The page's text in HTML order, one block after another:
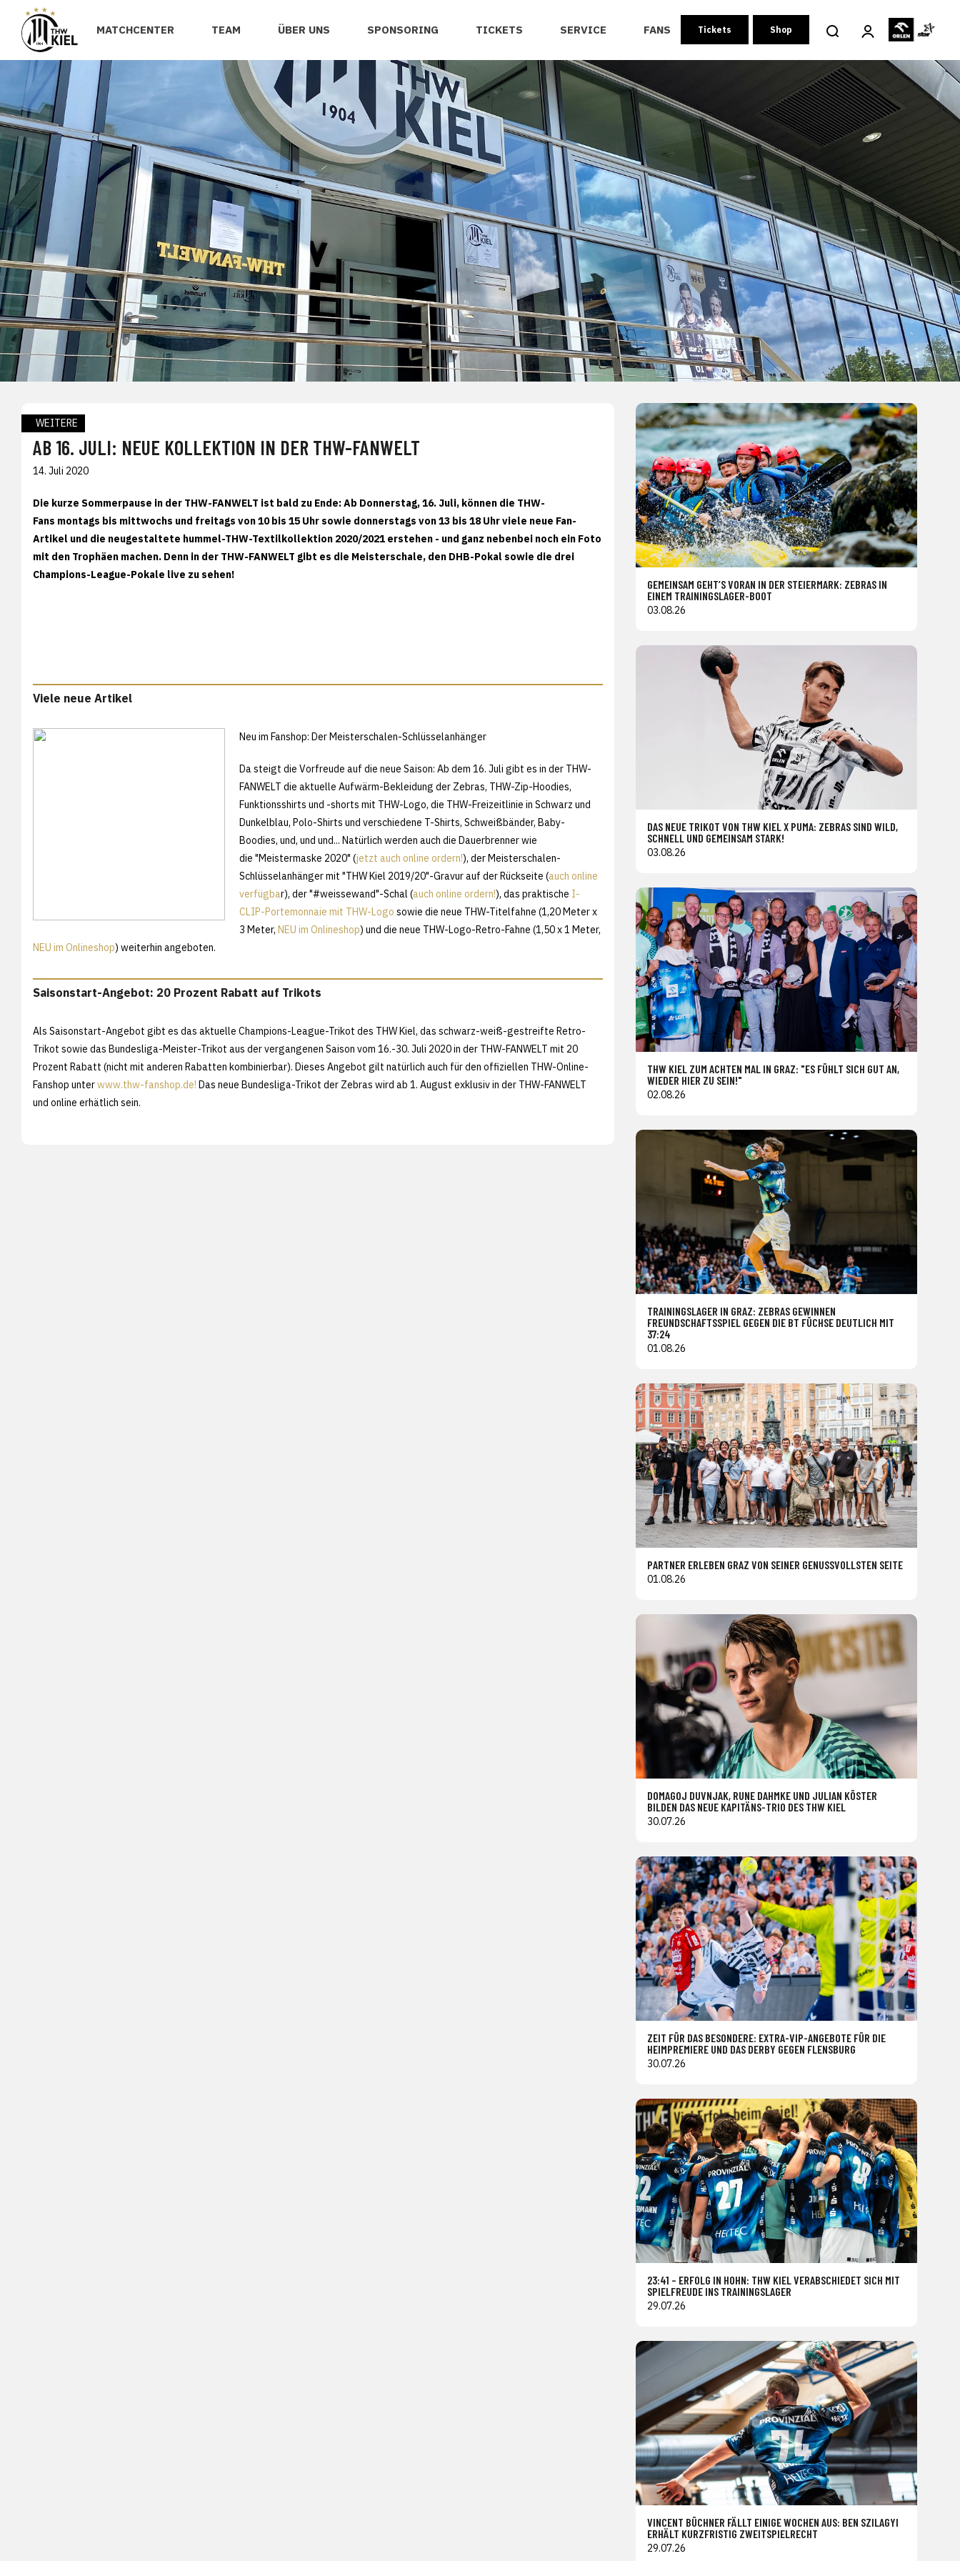
MATCHCENTER TEAM ÜBER UNS SPONSORING TICKETS SERVICE FANS Tickets Shop
WEITERE
AB 16. JULI: NEUE KOLLEKTION IN DER THW-FANWELT
14. Juli 2020
Die kurze Sommerpause in der THW-FANWELT ist bald zu Ende: Ab Donnerstag, 16. Juli, können die THW-
Fans montags bis mittwochs und freitags von 10 bis 15 Uhr sowie donnerstags von 13 bis 18 Uhr viele neue Fan-
Artikel und die neugestaltete hummel-THW-Textilkollektion 2020/2021 erstehen - und ganz nebenbei noch ein Foto
mit den Trophäen machen. Denn in der THW-FANWELT gibt es die Meisterschale, den DHB-Pokal sowie die drei
Champions-League-Pokale live zu sehen!
Viele neue Artikel
Neu im Fanshop: Der Meisterschalen-Schlüsselanhänger
Da steigt die Vorfreude auf die neue Saison: Ab dem 16. Juli gibt es in der THW-
FANWELT die aktuelle Aufwärm-Bekleidung der Zebras, THW-Zip-Hoodies,
Funktionsshirts und -shorts mit THW-Logo, die THW-Freizeitlinie in Schwarz und
Dunkelblau, Polo-Shirts und verschiedene T-Shirts, Schweißbänder, Baby-
Boodies, und, und und... Natürlich werden auch die Dauerbrenner wie
die "Meistermaske 2020" (jetzt auch online ordern!), der Meisterschalen-
Schlüsselanhänger mit "THW Kiel 2019/20"-Gravur auf der Rückseite (auch online
verfügbar), der "#weissewand"-Schal (auch online ordern!), das praktische I-
CLIP-Portemonnaie mit THW-Logo sowie die neue THW-Titelfahne (1,20 Meter x
3 Meter, NEU im Onlineshop) und die neue THW-Logo-Retro-Fahne (1,50 x 1 Meter,
NEU im Onlineshop) weiterhin angeboten.
Saisonstart-Angebot: 20 Prozent Rabatt auf Trikots
Als Saisonstart-Angebot gibt es das aktuelle Champions-League-Trikot des THW Kiel, das schwarz-weiß-gestreifte Retro-
Trikot sowie das Bundesliga-Meister-Trikot aus der vergangenen Saison vom 16.-30. Juli 2020 in der THW-FANWELT mit 20
Prozent Rabatt (nicht mit anderen Rabatten kombinierbar). Dieses Angebot gilt natürlich auch für den offiziellen THW-Online-
Fanshop unterwww.thw-fanshop.de! Das neue Bundesliga-Trikot der Zebras wird ab 1. August exklusiv in der THW-FANWELT
und online erhätlich sein.
GEMEINSAM GEHT’S VORAN IN DER STEIERMARK: ZEBRAS IN
EINEM TRAININGSLAGER-BOOT
03.08.26
DAS NEUE TRIKOT VON THW KIEL X PUMA: ZEBRAS SIND WILD,
SCHNELL UND GEMEINSAM STARK!
03.08.26
THW KIEL ZUM ACHTEN MAL IN GRAZ: "ES FÜHLT SICH GUT AN,
WIEDER HIER ZU SEIN!"
02.08.26
TRAININGSLAGER IN GRAZ: ZEBRAS GEWINNEN
FREUNDSCHAFTSSPIEL GEGEN DIE BT FÜCHSE DEUTLICH MIT
37:24
01.08.26
PARTNER ERLEBEN GRAZ VON SEINER GENUSSVOLLSTEN SEITE
01.08.26
DOMAGOJ DUVNJAK, RUNE DAHMKE UND JULIAN KÖSTER
BILDEN DAS NEUE KAPITÄNS-TRIO DES THW KIEL
30.07.26
ZEIT FÜR DAS BESONDERE: EXTRA-VIP-ANGEBOTE FÜR DIE
HEIMPREMIERE UND DAS DERBY GEGEN FLENSBURG
30.07.26
23:41 – ERFOLG IN HOHN: THW KIEL VERABSCHIEDET SICH MIT
SPIELFREUDE INS TRAININGSLAGER
29.07.26
VINCENT BÜCHNER FÄLLT EINIGE WOCHEN AUS: BEN SZILAGYI
ERHÄLT KURZFRISTIG ZWEITSPIELRECHT
29.07.26